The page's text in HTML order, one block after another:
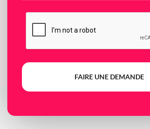
FAIRE UNE DEMANDE